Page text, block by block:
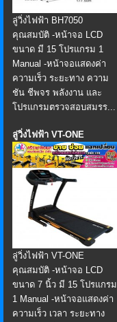
ลู่วิ่งไฟฟ้า BH7050
คุณสมบัติ -หน้าจอ LCD
ขนาด มี 15 โปรแกรม 1
Manual -หน้าจอแสดงค่า
ความเร็ว ระยะทาง ความ
ชัน ชีพจร พลังงาน และ
โปรแกรมตรวจสอบสมรร...
ลู่วิ่งไฟฟ้า VT-ONE
ลู่วิ่งไฟฟ้า VT-ONE
คุณสมบัติ -หน้าจอ LCD
ขนาด 7 นิ้ว มี 15 โปรแกรม
1 Manual -หน้าจอแสดงค่า
ความเร็ว เวลา ระยะทาง